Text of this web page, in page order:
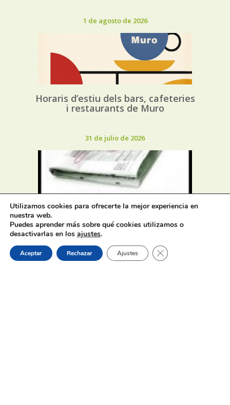
1 de agosto de 2026
Horaris d’estiu dels bars, cafeteries
i restaurants de Muro
31 de julio de 2026
Oferta de Trabajo: SAD, SERVICIO
DE AYUDA A DOMICILIO
31 de julio de 2026
Utilizamos cookies para ofrecerte la mejor experiencia en
nuestra web.
Puedes aprender más sobre qué cookies utilizamos o
desactivarlas en los ajustes.
Aceptar Rechazar Ajustes Cerrar el banner de